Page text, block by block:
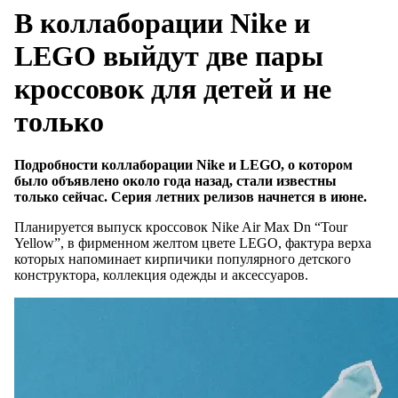
В коллаборации Nike и
LEGO выйдут две пары
кроссовок для детей и не
только
Подробности коллаборации Nike и LEGO, о котором
было объявлено около года назад, стали известны
только сейчас. Серия летних релизов начнется в июне.
Планируется выпуск кроссовок Nike Air Max Dn “Tour
Yellow”, в фирменном желтом цвете LEGO, фактура верха
которых напоминает кирпичики популярного детского
конструктора, коллекция одежды и аксессуаров.